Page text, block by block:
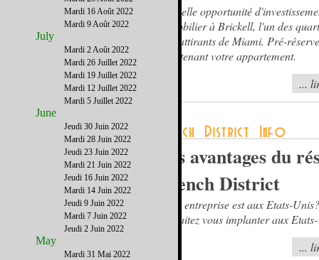
Nouvelle opportunité
immobilier à Brickell, l'un des
plus attirants de Miami. Pré-
maintenant votre appartement.
...
Les avantages du
French District
Votre entreprise est aux Etats-
souhaitez vous implanter aux
...
Mardi 16 Août 2022
Mardi 9 Août 2022
July
Mardi 2 Août 2022
Mardi 26 Juillet 2022
Mardi 19 Juillet 2022
Mardi 12 Juillet 2022
Mardi 5 Juillet 2022
June
Jeudi 30 Juin 2022
Mardi 28 Juin 2022
Jeudi 23 Juin 2022
Mardi 21 Juin 2022
Jeudi 16 Juin 2022
Mardi 14 Juin 2022
Jeudi 9 Juin 2022
Mardi 7 Juin 2022
Jeudi 2 Juin 2022
May
Mardi 31 Mai 2022